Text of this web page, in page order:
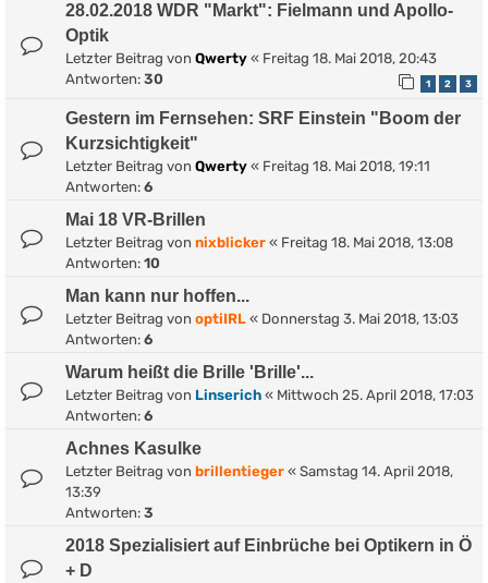
28.02.2018 WDR "Markt": Fielmann und Apollo-
Optik
Letzter Beitrag von Qwerty « Freitag 18. Mai 2018, 20:43
Antworten: 30 1 2 3
Gestern im Fernsehen: SRF Einstein "Boom der
Kurzsichtigkeit"
Letzter Beitrag von Qwerty « Freitag 18. Mai 2018, 19:11
Antworten: 6
Mai 18 VR-Brillen
Letzter Beitrag von nixblicker « Freitag 18. Mai 2018, 13:08
Antworten: 10
Man kann nur hoffen...
Letzter Beitrag von optiIRL « Donnerstag 3. Mai 2018, 13:03
Antworten: 6
Warum heißt die Brille 'Brille'...
Letzter Beitrag von Linserich « Mittwoch 25. April 2018, 17:03
Antworten: 6
Achnes Kasulke
Letzter Beitrag von brillentieger « Samstag 14. April 2018,
13:39
Antworten: 3
2018 Spezialisiert auf Einbrüche bei Optikern in Ö
+ D